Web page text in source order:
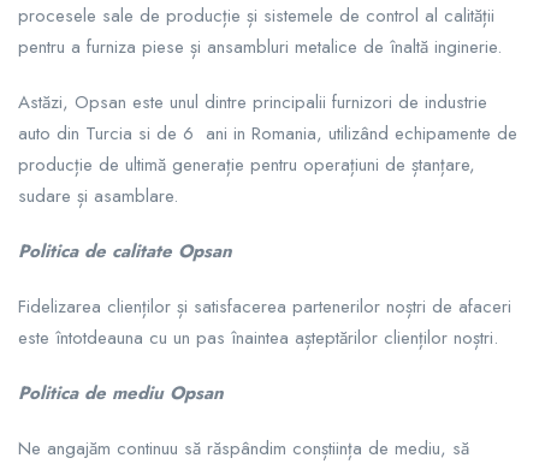
procesele sale de producție și sistemele de control al calității
pentru a furniza piese și ansambluri metalice de înaltă inginerie.
Astăzi, Opsan este unul dintre principalii furnizori de industrie
auto din Turcia si de 6 ani in Romania, utilizând echipamente de
producție de ultimă generație pentru operațiuni de ștanțare,
sudare și asamblare.
Politica de calitate Opsan
Fidelizarea clienților și satisfacerea partenerilor noștri de afaceri
este întotdeauna cu un pas înaintea așteptărilor clienților noștri.
Politica de mediu Opsan
Ne angajăm continuu să răspândim conștiința de mediu, să